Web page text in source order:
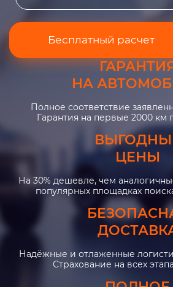
Бесплатный расчет
НА
Полное соответствие
Гарантия на первые 2000 км
ЦЕНЫ
На 30% дешевле, чем
популярных площадках
Надёжные и отлаженные
Страхование на всех